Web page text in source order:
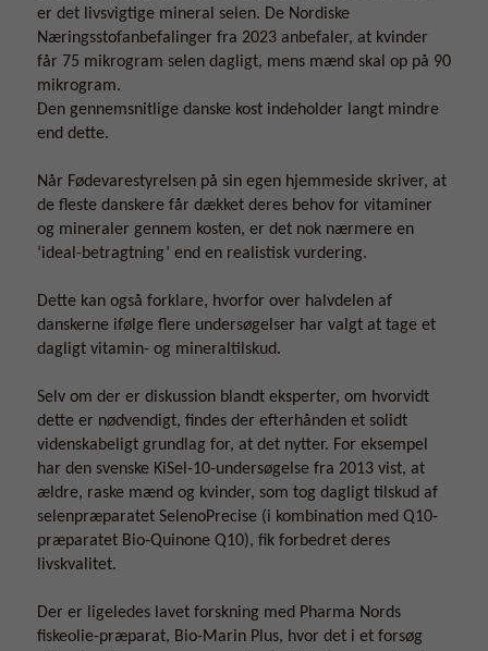
er det livsvigtige mineral selen. De Nordiske
Næringsstofanbefalinger fra 2023 anbefaler, at kvinder
får 75 mikrogram selen dagligt, mens mænd skal op på 90
mikrogram.
Den gennemsnitlige danske kost indeholder langt mindre
end dette.
Når Fødevarestyrelsen på sin egen hjemmeside skriver, at
de fleste danskere får dækket deres behov for vitaminer
og mineraler gennem kosten, er det nok nærmere en
‘ideal-betragtning’ end en realistisk vurdering.
Dette kan også forklare, hvorfor over halvdelen af
danskerne ifølge flere undersøgelser har valgt at tage et
dagligt vitamin- og mineraltilskud.
Selv om der er diskussion blandt eksperter, om hvorvidt
dette er nødvendigt, findes der efterhånden et solidt
videnskabeligt grundlag for, at det nytter. For eksempel
har den svenske KiSel-10-undersøgelse fra 2013 vist, at
ældre, raske mænd og kvinder, som tog dagligt tilskud af
selenpræparatet SelenoPrecise (i kombination med Q10-
præparatet Bio-Quinone Q10), fik forbedret deres
livskvalitet.
Der er ligeledes lavet forskning med Pharma Nords
fiskeolie-præparat, Bio-Marin Plus, hvor det i et forsøg